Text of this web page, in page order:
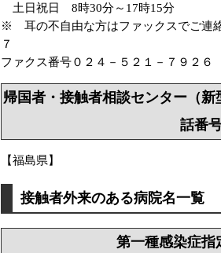
土日祝日 8時30分～17時15分
※ 耳の不自由な方はファックスでご連
７
ファクス番号０２４－５２１－７９２６
帰国者・接触者相談センター（
話番
【福島県】
接触者外来のある病院名一覧
第一種感染症指